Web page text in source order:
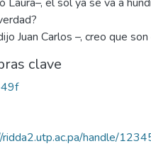
Juan Carlos –, creo que
clave
handle/